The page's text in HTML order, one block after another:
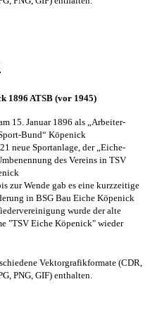
1896 ATSB (vor 1945)
15. Januar 1896 als „Arbeiter-
Bund“ Köpenick
neue Sportanlage, der „Eiche-
des Vereins in TSV
zur Wende gab es eine kurzzeitige
in BSG Bau Eiche Köpenick
wurde der alte
"TSV Eiche Köpenick" wieder
Vektorgrafikformate (CDR,
PNG, GIF) enthalten.